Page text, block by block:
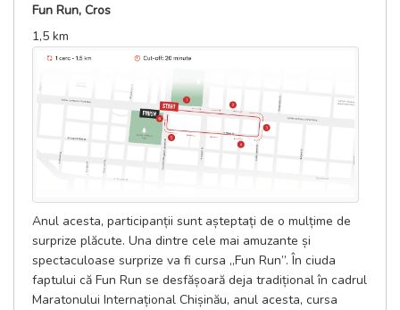
Fun Run, Cros
1,5 km
Anul acesta, participanții sunt așteptați de o mulțime de
surprize plăcute. Una dintre cele mai amuzante și
spectaculoase surprize va fi cursa „Fun Run”. În ciuda
faptului că Fun Run se desfășoară deja tradițional în cadrul
Maratonului Internațional Chișinău, anul acesta, cursa